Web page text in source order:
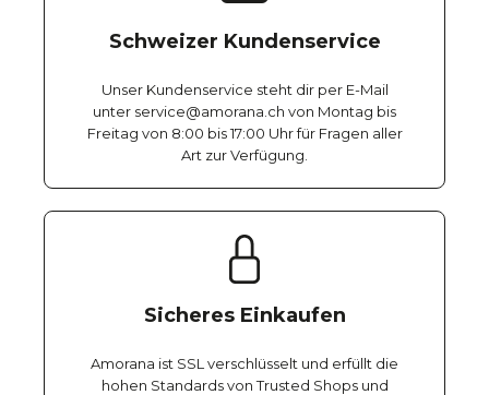
Schweizer Kundenservice
Unser Kundenservice steht dir per E-Mail
unter service@amorana.ch von Montag bis
Freitag von 8:00 bis 17:00 Uhr für Fragen aller
Art zur Verfügung.
Sicheres Einkaufen
Amorana ist SSL verschlüsselt und erfüllt die
hohen Standards von Trusted Shops und